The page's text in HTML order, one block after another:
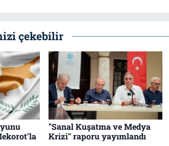
çekebilir
"Sanal Kuşatma ve Medya
Krizi" raporu yayımlandı